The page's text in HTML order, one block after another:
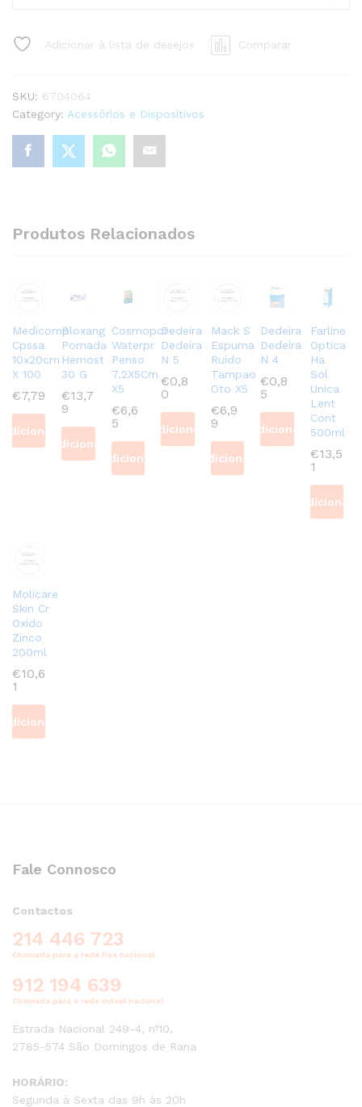
quantityAdicionar à lista de desejos Comparar
SKU: 6704064
Category: Acessórios e Dispositivos
Produtos Relacionados
Medicomp
Cpssa
10x20cm
X 100
€7,79
Adicionar
Bloxang
Pomada
Hemost
30 G
€13,7
9
Adicionar
Cosmopor
Waterpr
Penso
7,2X5Cm
X5
€6,6
5
Adicionar
Dedeira
Dedeira
N 5
€0,8
0
Adicionar
Mack S
Espuma
Ruido
Tampao
Oto X5
€6,9
9
Adicionar
Dedeira
Dedeira
N 4
€0,8
5
Adicionar
Farline
Optica
Ha
Sol
Unica
Lent
Cont
500ml
€13,5
1
Adicionar
Molicare
Skin Cr
Oxido
Zinco
200ml
€10,6
1
Adicionar
Fale Connosco
Contactos
214 446 723
Chamada para a rede fixa nacional
912 194 639
Chamada para a rede móvel nacional
Estrada Nacional 249-4, nº10,
2785-574 São Domingos de Rana
HORÁRIO:
Segunda à Sexta das 9h às 20h